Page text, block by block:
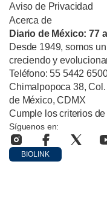
Aviso de Privacidad
Acerca de
Diario de México: 77
Desde 1949, somos
creciendo y
Teléfono: 55 5442
Chimalpopoca 38,
de México, CDMX
Cumple los criterios
Síguenos en:
BIOLINK